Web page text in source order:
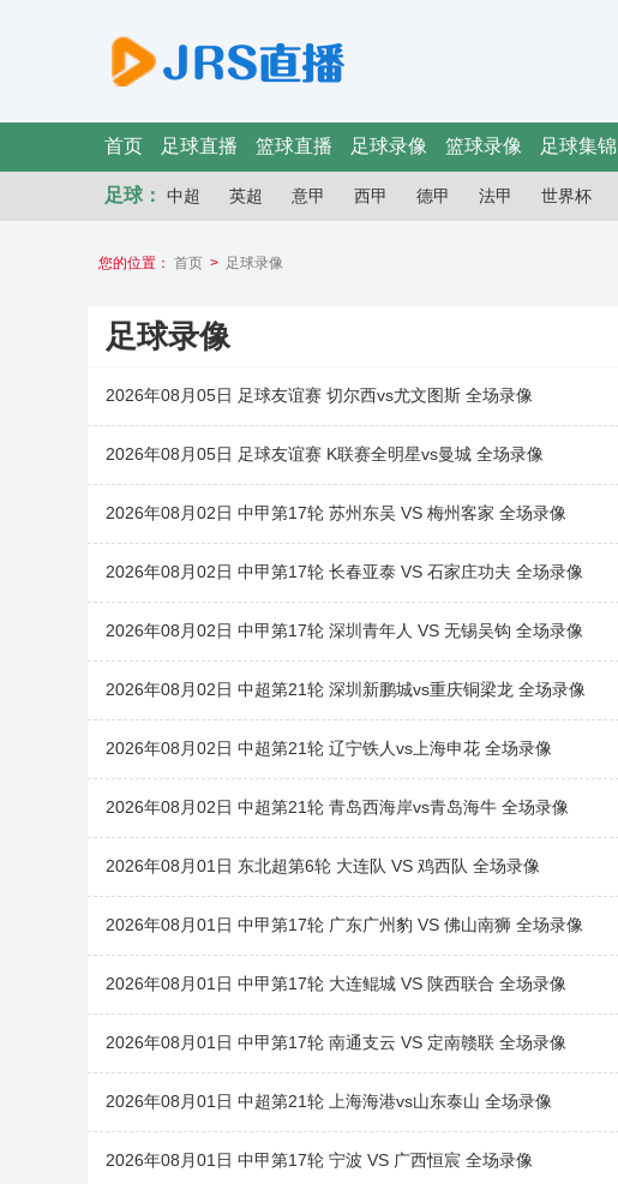
首页 足球直播 篮球直播 足球录像 篮球录像 足球集锦
足球： 中超 英超 意甲 西甲 德甲 法甲 世界杯
您的位置： 首页 > 足球录像
足球录像
2026年08月05日 足球友谊赛 切尔西vs尤文图斯 全场录像
2026年08月05日 足球友谊赛 K联赛全明星vs曼城 全场录像
2026年08月02日 中甲第17轮 苏州东吴 VS 梅州客家 全场录像
2026年08月02日 中甲第17轮 长春亚泰 VS 石家庄功夫 全场录像
2026年08月02日 中甲第17轮 深圳青年人 VS 无锡吴钩 全场录像
2026年08月02日 中超第21轮 深圳新鹏城vs重庆铜梁龙 全场录像
2026年08月02日 中超第21轮 辽宁铁人vs上海申花 全场录像
2026年08月02日 中超第21轮 青岛西海岸vs青岛海牛 全场录像
2026年08月01日 东北超第6轮 大连队 VS 鸡西队 全场录像
2026年08月01日 中甲第17轮 广东广州豹 VS 佛山南狮 全场录像
2026年08月01日 中甲第17轮 大连鲲城 VS 陕西联合 全场录像
2026年08月01日 中甲第17轮 南通支云 VS 定南赣联 全场录像
2026年08月01日 中超第21轮 上海海港vs山东泰山 全场录像
2026年08月01日 中甲第17轮 宁波 VS 广西恒宸 全场录像